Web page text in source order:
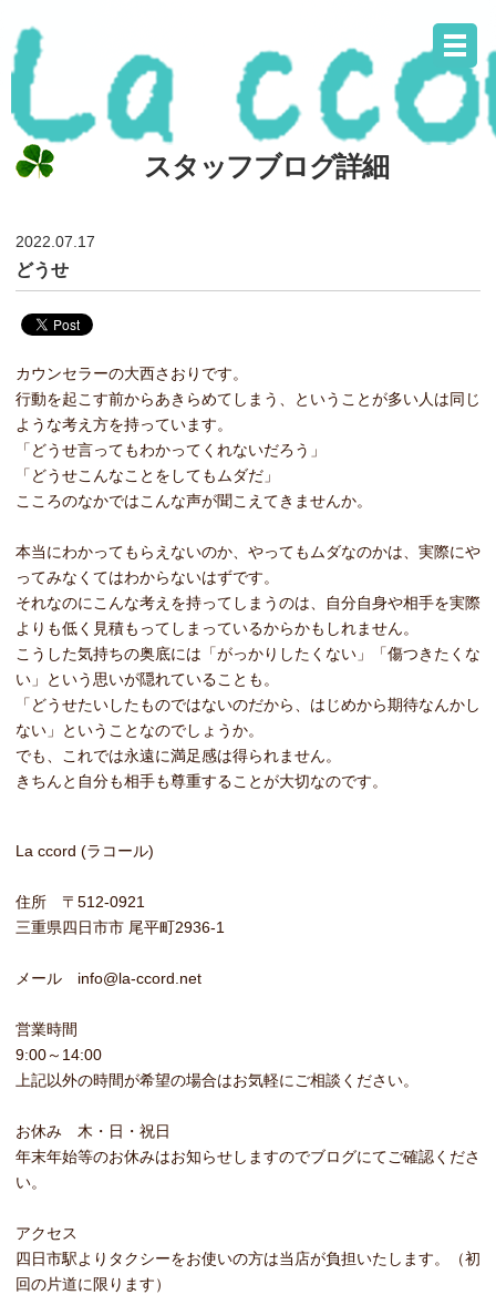
スタッフブログ詳細
2022.07.17
どうせ
カウンセラーの大西さおりです。
行動を起こす前からあきらめてしまう、ということが多い人は同じ
ような考え方を持っています。
「どうせ言ってもわかってくれないだろう」
「どうせこんなことをしてもムダだ」
こころのなかではこんな声が聞こえてきませんか。
本当にわかってもらえないのか、やってもムダなのかは、実際にや
ってみなくてはわからないはずです。
それなのにこんな考えを持ってしまうのは、自分自身や相手を実際
よりも低く見積もってしまっているからかもしれません。
こうした気持ちの奥底には「がっかりしたくない」「傷つきたくな
い」という思いが隠れていることも。
「どうせたいしたものではないのだから、はじめから期待なんかし
ない」ということなのでしょうか。
でも、これでは永遠に満足感は得られません。
きちんと自分も相手も尊重することが大切なのです。
La ccord (ラコール)
住所 〒512-0921
三重県四日市市 尾平町2936-1
メール info@la-ccord.net
営業時間
9:00～14:00
上記以外の時間が希望の場合はお気軽にご相談ください。
お休み 木・日・祝日
年末年始等のお休みはお知らせしますのでブログにてご確認くださ
い。
アクセス
四日市駅よりタクシーをお使いの方は当店が負担いたします。（初
回の片道に限ります）